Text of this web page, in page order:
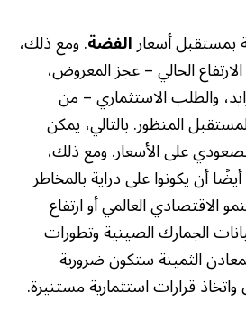
بمستقبل أسعارالفضة. ومع ذلك،
الحالي – عجز المعروض،
والطلب الاستثماري – من
المنظور. بالتالي، يمكن
على الأسعار. ومع ذلك،
أن يكونوا على دراية بالمخاطر
الاقتصادي العالمي أو ارتفاع
الجمارك الصينية وتطورات
الثمينة ستكون ضرورية
قرارات استثمارية مستنيرة.